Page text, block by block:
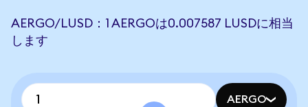
AERGO/LUSD：1 AERGOは0.007587 LUSDに相当
します
AERGO